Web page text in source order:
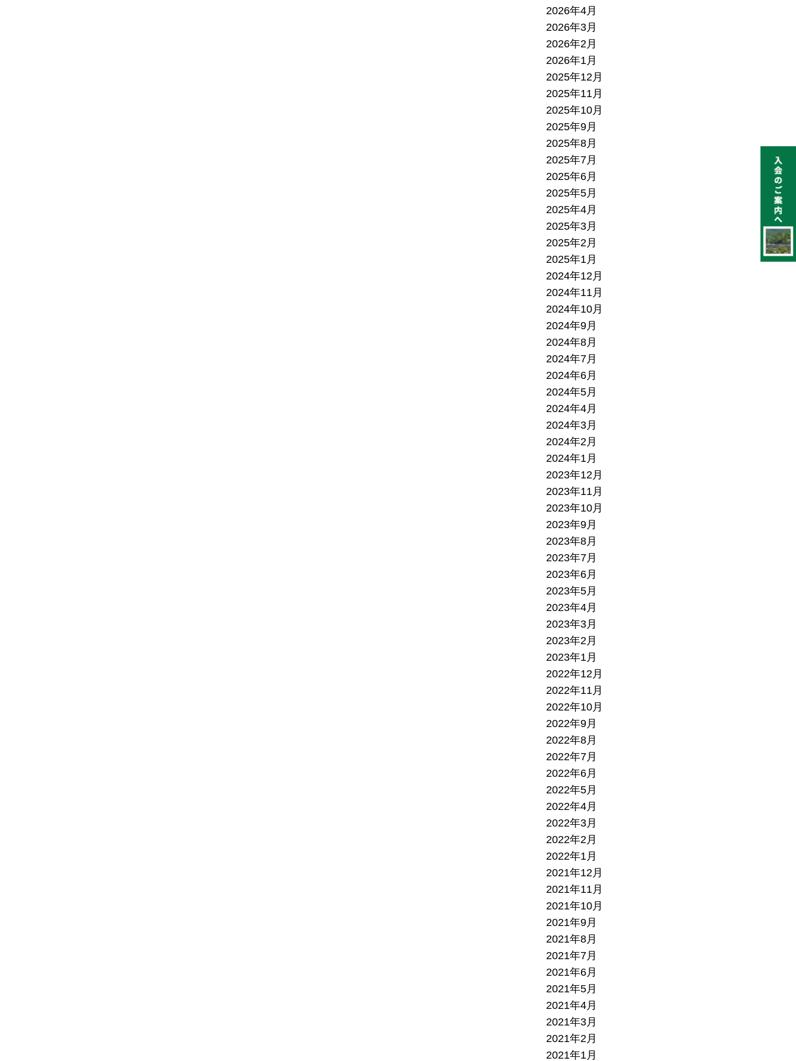
2026年4月
2026年3月
2026年2月
2026年1月
2025年12月
2025年11月
2025年10月
2025年9月
2025年8月
2025年7月
2025年6月
2025年5月
2025年4月
2025年3月
2025年2月
2025年1月
2024年12月
2024年11月
2024年10月
2024年9月
2024年8月
2024年7月
2024年6月
2024年5月
2024年4月
2024年3月
2024年2月
2024年1月
2023年12月
2023年11月
2023年10月
2023年9月
2023年8月
2023年7月
2023年6月
2023年5月
2023年4月
2023年3月
2023年2月
2023年1月
2022年12月
2022年11月
2022年10月
2022年9月
2022年8月
2022年7月
2022年6月
2022年5月
2022年4月
2022年3月
2022年2月
2022年1月
2021年12月
2021年11月
2021年10月
2021年9月
2021年8月
2021年7月
2021年6月
2021年5月
2021年4月
2021年3月
2021年2月
2021年1月